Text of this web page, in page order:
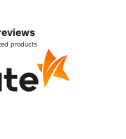
products